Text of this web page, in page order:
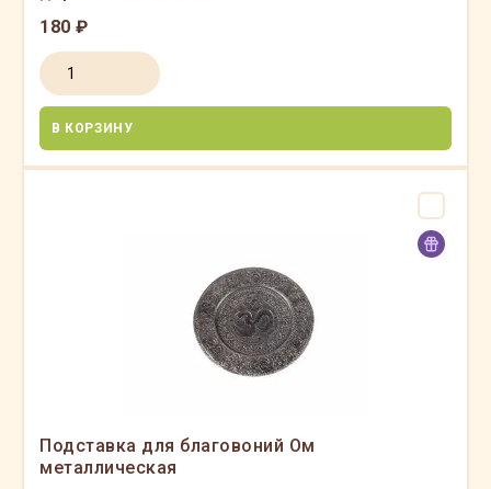
180 ₽
В КОРЗИНУ
Подставка для благовоний Ом
металлическая